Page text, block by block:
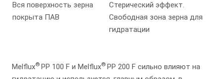
Вся поверхность зерна
покрыта ПАВ
Стерический эффект.
Свободная зона зерна для
гидратации
Melflux® PP 100 F и Melflux® PP 200 F сильно влияют на